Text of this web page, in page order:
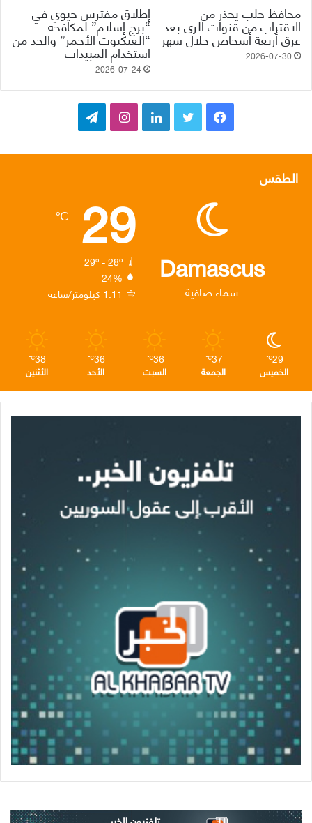
محافظ حلب يحذر من
الاقتراب من قنوات الري بعد
غرق أربعة أشخاص خلال شهر
2026-07-30
إطلاق مفترس حيوي في
“برج إسلام” لمكافحة
“العنكبوت الأحمر” والحد من
استخدام المبيدات
2026-07-24
ب
و
ت
ق
ر
ا
ر
ا
الطقس
Damascus
سماء صافية
29
℃
29º - 28º
24%
1.11 كيلومتر/ساعة
29
℃
الخميس
37
℃
الجمعة
36
℃
السبت
36
℃
الأحد
38
℃
الأثنين